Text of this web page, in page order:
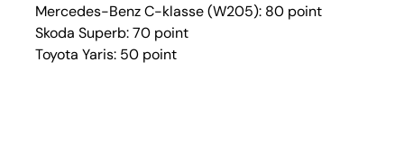
Mercedes-Benz C-klasse (W205): 80 point
Skoda Superb: 70 point
Toyota Yaris: 50 point